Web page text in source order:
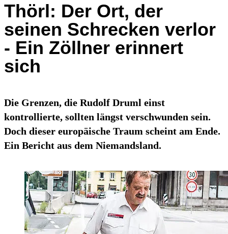
Thörl: Der Ort, der
seinen Schrecken verlor
- Ein Zöllner erinnert
sich
Die Grenzen, die Rudolf Druml einst
kontrollierte, sollten längst verschwunden sein.
Doch dieser europäische Traum scheint am Ende.
Ein Bericht aus dem Niemandsland.